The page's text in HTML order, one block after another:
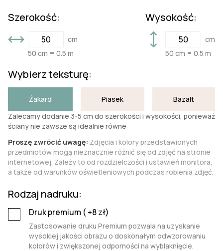
Szerokość:
cm
50 cm = 0.5 m
Wysokość:
cm
50 cm = 0.5 m
Wybierz teksturę:
Żakard Piasek
Bazalt
Zalecamy dodanie 3-5 cm do szerokości i wysokości, ponieważ
ściany nie zawsze są idealnie równe
Proszę zwrócić uwagę: Zdjęcia i kolory przedstawionych
przedmiotów mogą nieznacznie różnić się od zdjęć na stronie
internetowej. Zależy to od rozdzielczości i ustawień monitora,
a także od warunków oświetleniowych podczas robienia zdjęć.
Rodzaj nadruku:
Druk premium ( +8zł)
Zastosowanie druku Premium pozwala na uzyskanie
wysokiej jakości obrazu o doskonałym odwzorowaniu
kolorów i zwiększonej odporności na wyblaknięcie.